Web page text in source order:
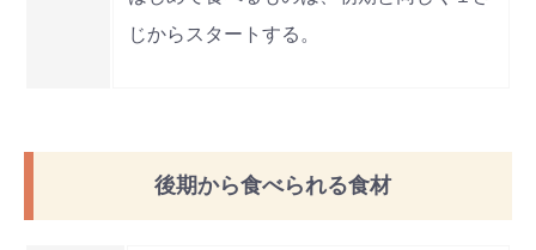
じからスタートする。
後期から食べられる食材